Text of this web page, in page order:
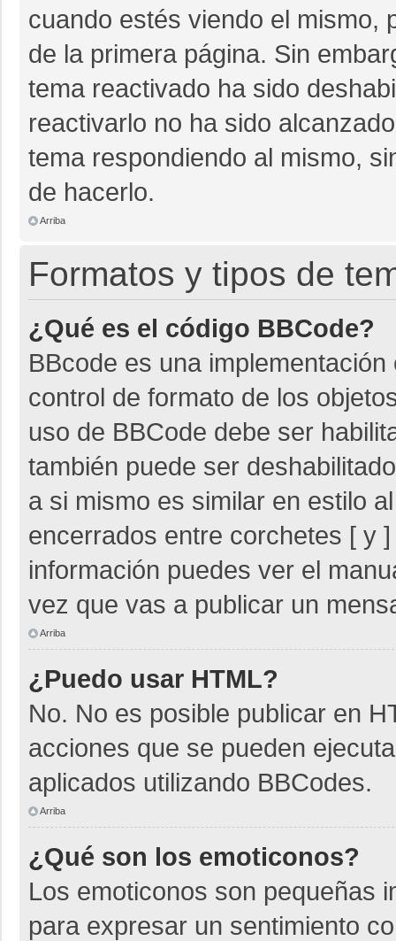
cuando estés viendo el mismo,
de la primera página. Sin
tema reactivado ha sido
reactivarlo no ha sido
tema respondiendo al mismo,
de hacerlo.
Arriba
Formatos y tipos de
¿Qué es el código BBCode?
BBcode es una
control de formato de los
uso de BBCode debe ser
también puede ser
a si mismo es similar en estilo
encerrados entre corchetes [ y
información puedes ver el
vez que vas a publicar un
Arriba
¿Puedo usar HTML?
No. No es posible publicar en
acciones que se pueden
aplicados utilizando BBCodes.
Arriba
¿Qué son los emoticonos?
Los emoticonos son pequeñas
para expresar un sentimiento